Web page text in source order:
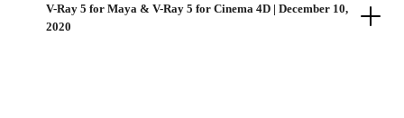
V-Ray 5 for Maya & V-Ray 5 for Cinema 4D | December 10,
2020